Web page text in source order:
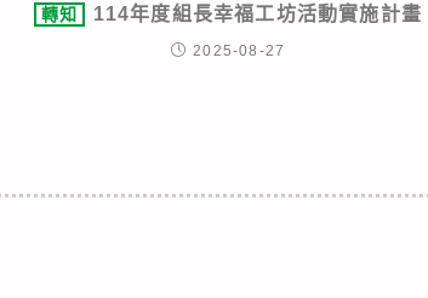
轉知 114年度組長幸福工坊活動實施計畫
2025-08-27